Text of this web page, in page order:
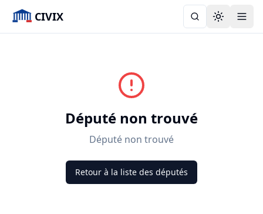
CIVIX Toggle
Député non trouvé
Député non trouvé
Retour à la liste des députés